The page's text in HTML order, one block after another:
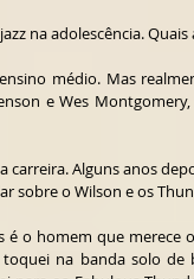
na adolescência.
médio. Mas
e Wes
carreira. Alguns anos
sobre o Wilson e os
é o homem que
na banda solo